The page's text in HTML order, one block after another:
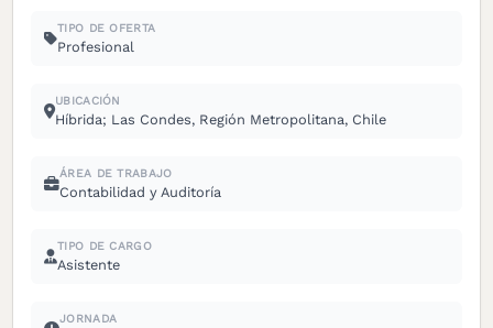
TIPO DE OFERTA
Profesional
UBICACIÓN
Híbrida; Las Condes, Región Metropolitana, Chile
ÁREA DE TRABAJO
Contabilidad y Auditoría
TIPO DE CARGO
Asistente
JORNADA